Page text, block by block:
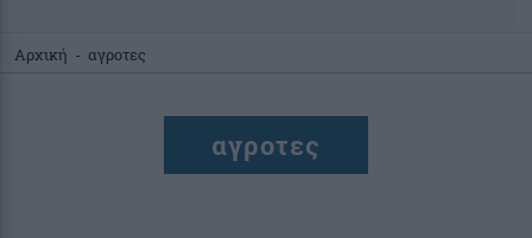
Αρχική - αγροτες
αγροτες